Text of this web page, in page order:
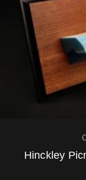
Hinckley